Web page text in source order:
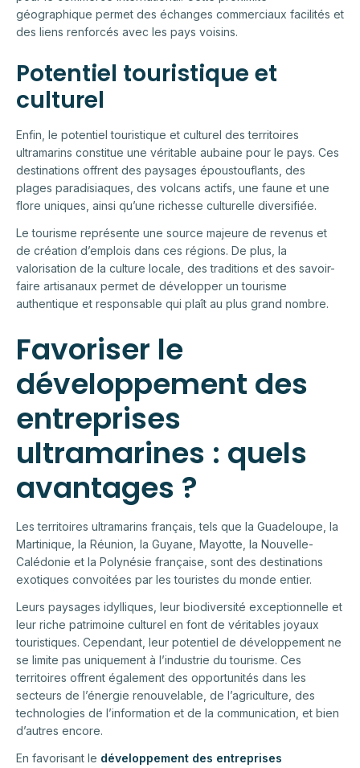
géographique permet des échanges commerciaux facilités et
des liens renforcés avec les pays voisins.
Potentiel touristique et
culturel
Enfin, le potentiel touristique et culturel des territoires
ultramarins constitue une véritable aubaine pour le pays. Ces
destinations offrent des paysages époustouflants, des
plages paradisiaques, des volcans actifs, une faune et une
flore uniques, ainsi qu’une richesse culturelle diversifiée.
Le tourisme représente une source majeure de revenus et
de création d’emplois dans ces régions. De plus, la
valorisation de la culture locale, des traditions et des savoir-
faire artisanaux permet de développer un tourisme
authentique et responsable qui plaît au plus grand nombre.
Favoriser le
développement des
entreprises
ultramarines : quels
avantages ?
Les territoires ultramarins français, tels que la Guadeloupe, la
Martinique, la Réunion, la Guyane, Mayotte, la Nouvelle-
Calédonie et la Polynésie française, sont des destinations
exotiques convoitées par les touristes du monde entier.
Leurs paysages idylliques, leur biodiversité exceptionnelle et
leur riche patrimoine culturel en font de véritables joyaux
touristiques. Cependant, leur potentiel de développement ne
se limite pas uniquement à l’industrie du tourisme. Ces
territoires offrent également des opportunités dans les
secteurs de l’énergie renouvelable, de l’agriculture, des
technologies de l’information et de la communication, et bien
d’autres encore.
En favorisant le développement des entreprises